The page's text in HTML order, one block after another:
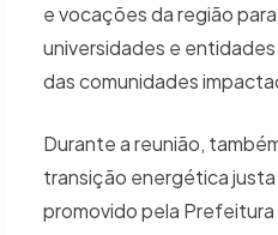
e vocações da região
universidades e
das comunidades
Durante a reunião,
transição energética justa
promovido pela